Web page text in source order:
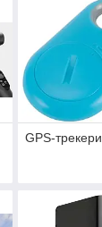
GPS-трекери